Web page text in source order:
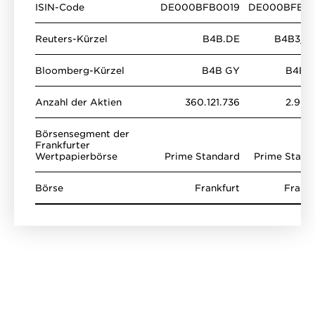
ISIN-Code DE000BFB0019
Reuters-Kürzel B4B.DE
Bloomberg-Kürzel B4B GY B4B3
Anzahl der Aktien 360.121.736
Börsensegment der
Frankfurter
Wertpapierbörse
Prime Standard Prime
Börse Frankfurt